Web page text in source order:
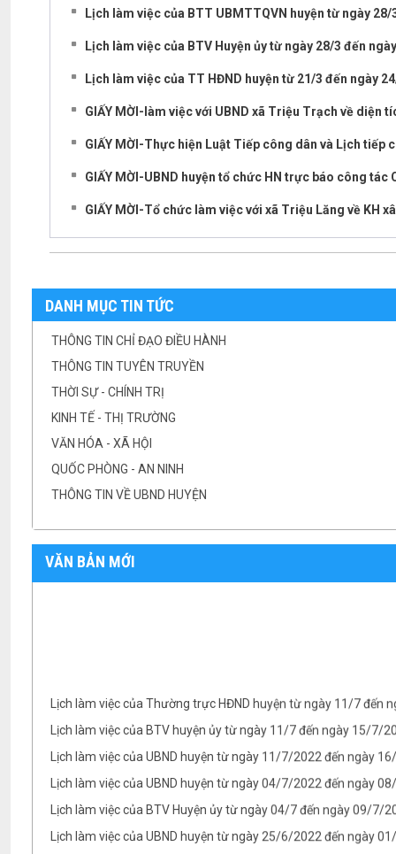
Lịch làm việc của BTT UBMTTQVN huyện từ ngày
Lịch làm việc của BTV Huyện ủy từ ngày 28/3 đến
Lịch làm việc của TT HĐND huyện từ 21/3 đến ngày
GIẤY MỜI-làm việc với UBND xã Triệu Trạch về diện
GIẤY MỜI-Thực hiện Luật Tiếp công dân và Lịch tiếp
GIẤY MỜI-UBND huyện tổ chức HN trực báo công tác
GIẤY MỜI-Tổ chức làm việc với xã Triệu Lăng về KH
DANH MỤC TIN TỨC
THÔNG TIN CHỈ ĐẠO ĐIỀU HÀNH
THÔNG TIN TUYÊN TRUYỀN
THỜI SỰ - CHÍNH TRỊ
KINH TẾ - THỊ TRƯỜNG
VĂN HÓA - XÃ HỘI
QUỐC PHÒNG - AN NINH
THÔNG TIN VỀ UBND HUYỆN
VĂN BẢN MỚI
Lịch làm việc của BTV huyện ủy từ ngày 11/7 đến ngày 15/7/
Lịch làm việc của UBND huyện từ ngày 11/7/2022 đến ngày
Lịch làm việc của UBND huyện từ ngày 04/7/2022 đến ngày
Lịch làm việc của BTV Huyện ủy từ ngày 04/7 đến ngày 09/7/
Lịch làm việc của UBND huyện từ ngày 25/6/2022 đến ngày
Lịch làm việc của TT HĐND huyện từ ngày 25/6 đến ngày 01/